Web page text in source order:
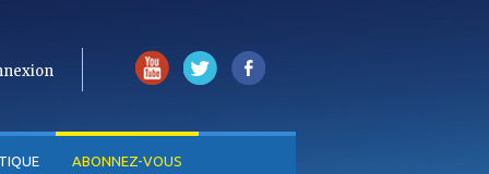
ABONNEZ-VOUS